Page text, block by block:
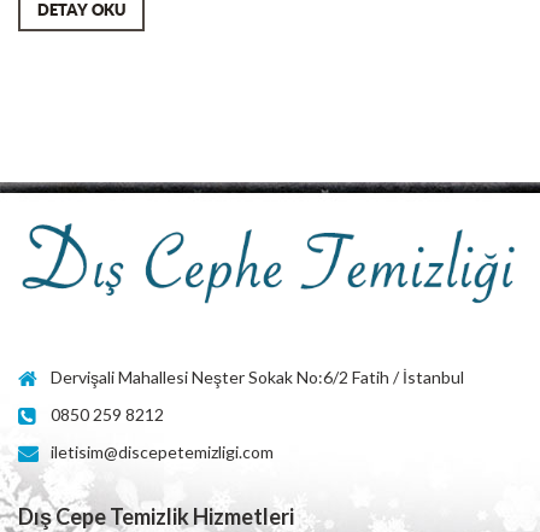
DETAY OKU
Dervişali Mahallesi Neşter Sokak No:6/2 Fatih / İstanbul
0850 259 8212
iletisim@discepetemizligi.com
Dış Cepe Temizlik Hizmetleri